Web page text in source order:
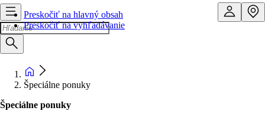
Preskočiť na hlavný obsah
Preskočiť na vyhľadávanie
Špeciálne ponuky
Špeciálne ponuky